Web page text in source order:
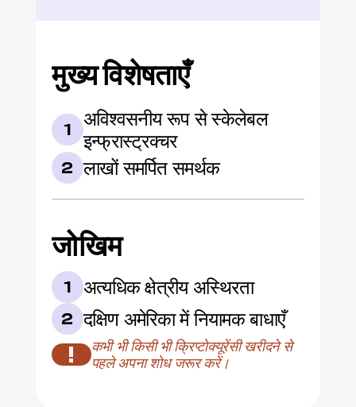
मुख्य विशेषताएँ
1
अविश्वसनीय रूप से स्केलेबल
इन्फ्रास्ट्रक्चर
2 लाखों समर्पित समर्थक
जोखिम
1 अत्यधिक क्षेत्रीय अस्थिरता
2 दक्षिण अमेरिका में नियामक बाधाएँ
!
कभी भी किसी भी क्रिप्टोक्यूरेंसी खरीदने से
पहले अपना शोध जरूर करें।